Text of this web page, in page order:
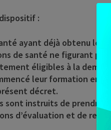
:
ayant déjà obtenu
de santé ne figurant
éligibles à la
leur formation en
décret.
sont instruits de prendre
d’évaluation et de